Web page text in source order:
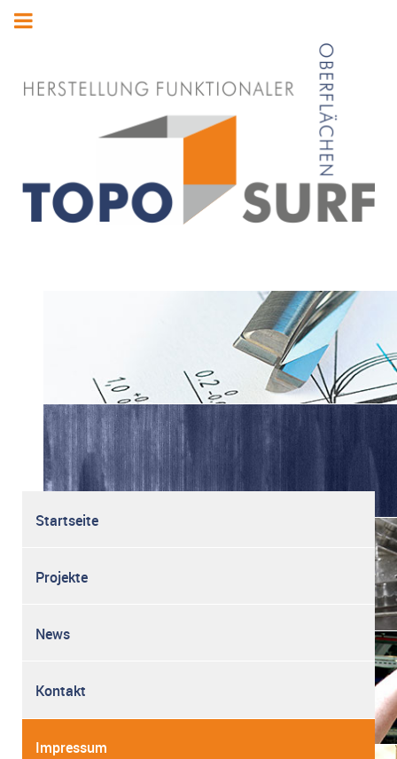
Startseite
Projekte
News
Kontakt
Impressum